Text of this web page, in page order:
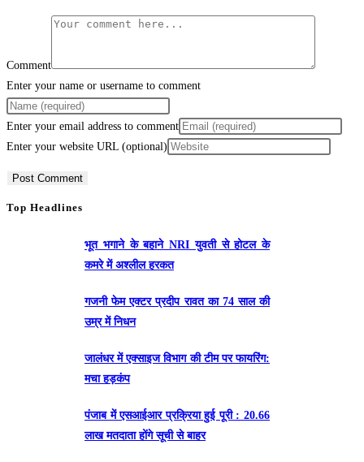
Comment
Enter your name or username to comment
Enter your email address to comment
Enter your website URL (optional)
Top Headlines
भूत भगाने के बहाने NRI युवती से होटल के
कमरे में अश्लील हरकत
गजनी फेम एक्टर प्रदीप रावत का 74 साल की
उम्र में निधन
जालंधर में एक्साइज विभाग की टीम पर फायरिंग:
मचा हड़कंप
पंजाब में एसआईआर प्रक्रिया हुई पूरी : 20.66
लाख मतदाता होंगे सूची से बाहर